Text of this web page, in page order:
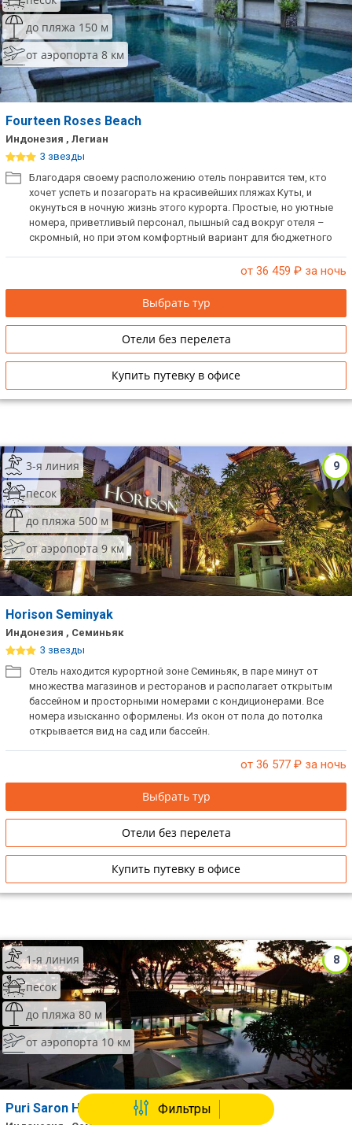
до пляжа 150 м
от аэропорта 8 км
Fourteen Roses Beach
Индонезия , Легиан
3 звезды
Благодаря своему расположению отель понравится тем, кто
хочет успеть и позагорать на красивейших пляжах Куты, и
окунуться в ночную жизнь этого курорта. Простые, но уютные
номера, приветливый персонал, пышный сад вокруг отеля –
скромный, но при этом комфортный вариант для бюджетного
от 36 459 ₽ за ночь
Выбрать тур
Отели без перелета
Купить путевку в офисе
9
3-я линия
песок
до пляжа 500 м
от аэропорта 9 км
Horison Seminyak
Индонезия , Семиньяк
3 звезды
Отель находится курортной зоне Семиньяк, в паре минут от
множества магазинов и ресторанов и располагает открытым
бассейном и просторными номерами с кондиционерами. Все
номера изысканно оформлены. Из окон от пола до потолка
открывается вид на сад или бассейн.
от 36 577 ₽ за ночь
Выбрать тур
Отели без перелета
Купить путевку в офисе
8
1-я линия
песок
до пляжа 80 м
от аэропорта 10 км
Puri Saron Hotel SeminyakФильтры